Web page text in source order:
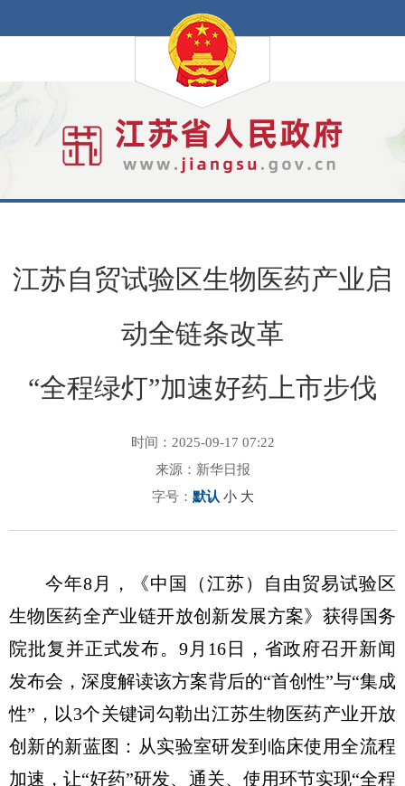
江苏自贸试验区生物医药产业启
动全链条改革
“全程绿灯”加速好药上市步伐
时间：2025-09-17 07:22
来源：新华日报
字号： 默认 小 大
今年8月，《中国（江苏）自由贸易试验区
生物医药全产业链开放创新发展方案》获得国务
院批复并正式发布。9月16日，省政府召开新闻
发布会，深度解读该方案背后的“首创性”与“集成
性”，以3个关键词勾勒出江苏生物医药产业开放
创新的新蓝图：从实验室研发到临床使用全流程
加速，让“好药”研发、通关、使用环节实现“全程